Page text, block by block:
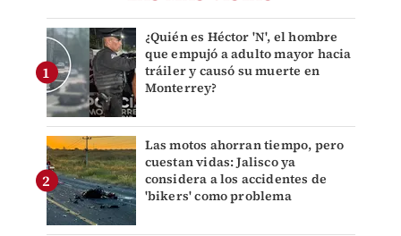
¿Quién es Héctor 'N', el hombre
que empujó a adulto mayor hacia
tráiler y causó su muerte en
Monterrey?
Las motos ahorran tiempo, pero
cuestan vidas: Jalisco ya
considera a los accidentes de
'bikers' como problema